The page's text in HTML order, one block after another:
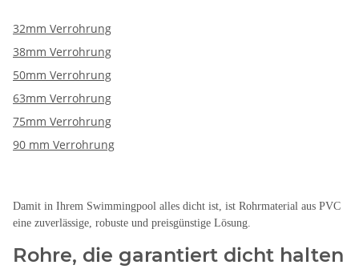
32mm Verrohrung
38mm Verrohrung
50mm Verrohrung
63mm Verrohrung
75mm Verrohrung
90 mm Verrohrung
Damit in Ihrem Swimmingpool alles dicht ist, ist Rohrmaterial aus PVC
eine zuverlässige, robuste und preisgünstige Lösung.
Rohre, die garantiert dicht halten